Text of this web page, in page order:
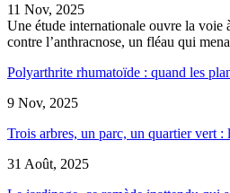
11 Nov, 2025
Une étude internationale ouvre la voie
contre l’anthracnose, un fléau qui
Polyarthrite rhumatoïde : quand les
9 Nov, 2025
Trois arbres, un parc, un quartier vert
31 Août, 2025